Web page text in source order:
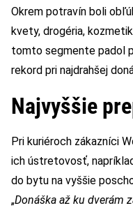
Okrem potravín boli
kvety, drogéria,
tomto segmente padol
rekord pri najdrahšej
Najvyššie
Pri kuriéroch zákazníci
ich ústretovosť,
do bytu na vyššie
„Donáška až ku dverám